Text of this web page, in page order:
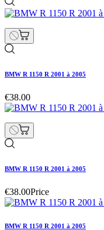
BMW R 1150 R 2001 à 2005
€38.00
BMW R 1150 R 2001 à 2005
€38.00Price
BMW R 1150 R 2001 à 2005